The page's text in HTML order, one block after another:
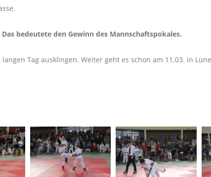
bedeutete den Gewinn des Mannschaftspokales.
Tag ausklingen. Weiter geht es schon am 11.03. in